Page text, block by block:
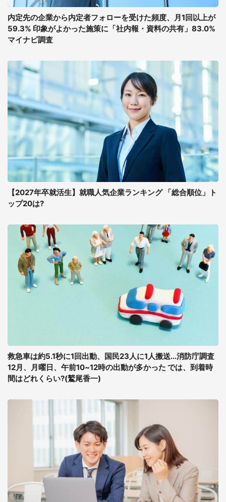
内定先の企業から内定者フォローを受けた頻度、月1回以上が
59.3% 印象がよかった施策に「社内報・資料の共有」83.0%
マイナビ調査
【2027年卒就活生】就職人気企業ランキング 「総合順位」ト
ップ20は?
救急車は約5.1秒に1回出動、国民23人に1人搬送...消防庁調査
12月、月曜日、午前10~12時の出動が多かった では、到着時
間はどれくらい?(鷲尾香一)